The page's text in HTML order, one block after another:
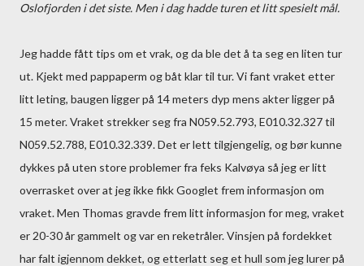
Oslofjorden i det siste. Men i dag hadde turen et litt spesielt mål.
Jeg hadde fått tips om et vrak, og da ble det å ta seg en liten tur
ut. Kjekt med pappaperm og båt klar til tur. Vi fant vraket etter
litt leting, baugen ligger på 14 meters dyp mens akter ligger på
15 meter. Vraket strekker seg fra N059.52.793, E010.32.327 til
N059.52.788, E010.32.339. Det er lett tilgjengelig, og bør kunne
dykkes på uten store problemer fra feks Kalvøya så jeg er litt
overrasket over at jeg ikke fikk Googlet frem informasjon om
vraket. Men Thomas gravde frem litt informasjon for meg, vraket
er 20-30 år gammelt og var en reketråler. Vinsjen på fordekket
har falt igjennom dekket, og etterlatt seg et hull som jeg lurer på